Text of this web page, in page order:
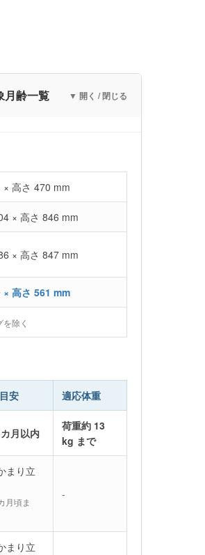
月齢一覧 ▼ 開く / 閉じる
高さ 470 mm
× 高さ 846 mm
× 高さ 847 mm
高さ 561 mm
除く
安 適応体重
月以内
荷重約 13
kg まで
まり立
月頃ま
-
まり立